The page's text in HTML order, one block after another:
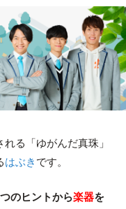
る「ゆがんだ真珠」
はぶき です。
のヒントから楽器を